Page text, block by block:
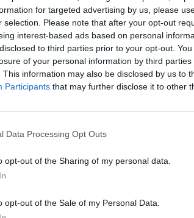
for targeted advertising by us, please
selection. Please note that after your opt-out
interest-based ads based on personal
to third parties prior to your opt-out.
of your personal information by third parties
This information may also be disclosed by us to
Participants that may further disclose it to other
Data Processing Opt Outs
opt-out of the Sharing of my personal data.
opt-out of the Sale of my Personal Data.
ΠΕΡΙΣΣΌΤΕΡΑ ...
MEDIA LIFE ΕΙΔΉΣΕΙΣ
Ένταση στο “Real View”-
Αποχώρησε ο Γκλέτσος,
τσακωμός με Μουτίδου
Ένταση σημειώθηκε το βράδυ